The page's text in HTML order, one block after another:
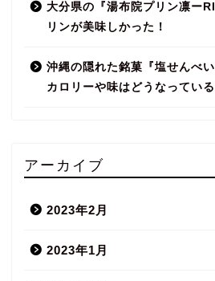
大分県の『湯布院プリン凛ー
リンが美味しかった！
沖縄の隠れた銘菓『塩せんべ
カロリーや味はどうなっている
アーカイブ
2023年2月
2023年1月